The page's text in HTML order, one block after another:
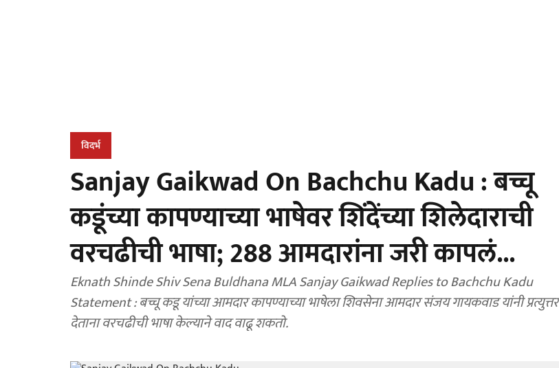
विदर्भ
Sanjay Gaikwad On Bachchu Kadu : बच्चू
कडूंच्या कापण्याच्या भाषेवर शिंदेंच्या शिलेदाराची
वरचढीची भाषा; 288 आमदारांना जरी कापलं...
Eknath Shinde Shiv Sena Buldhana MLA Sanjay Gaikwad Replies to Bachchu Kadu
Statement : बच्चू कडू यांच्या आमदार कापण्याच्या भाषेला शिवसेना आमदार संजय गायकवाड यांनी प्रत्युत्तर
देताना वरचढीची भाषा केल्याने वाद वाढू शकतो.